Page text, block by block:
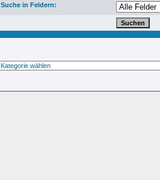
Suche in Feldern: